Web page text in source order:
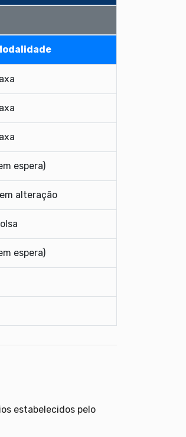
espera)
alteração
espera)
estabelecidos pelo